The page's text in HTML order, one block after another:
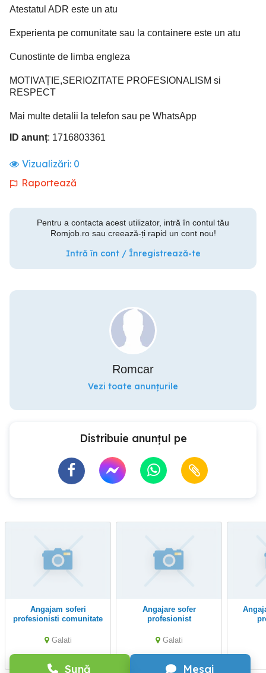
Atestatul ADR este un atu
Experienta pe comunitate sau la containere este un atu
Cunostinte de limba engleza
MOTIVAȚIE,SERIOZITATE PROFESIONALISM si
RESPECT
Mai multe detalii la telefon sau pe WhatsApp
ID anunț: 1716803361
Vizualizări: 0
Raportează
Pentru a contacta acest utilizator, intră în contul tău
Romjob.ro sau creează-ți rapid un cont nou!
Intră în cont / Înregistrează-te
Sună Mesaj
Romcar
Vezi toate anunțurile
Distribuie anunțul pe
Angajam soferi
profesionisti comunitate
Galati
Angajare sofer
profesionist
Galati
Angajam soferi auto